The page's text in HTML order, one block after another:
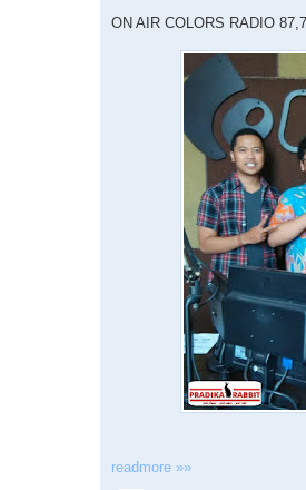
ON AIR COLORS RADIO
readmore »»